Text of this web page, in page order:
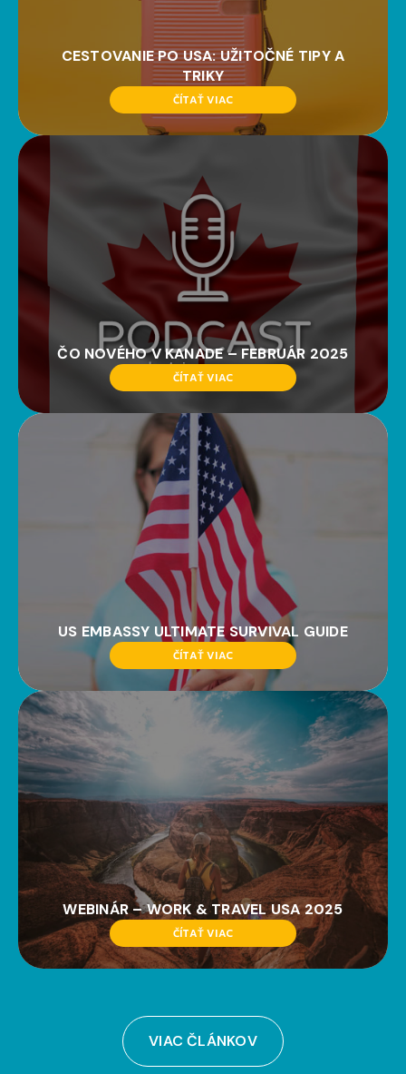
CESTOVANIE PO USA: UŽITOČNÉ TIPY A
TRIKY
ČÍTAŤ VIAC
ČO NOVÉHO V KANADE – FEBRUÁR 2025
ČÍTAŤ VIAC
US EMBASSY ULTIMATE SURVIVAL GUIDE
ČÍTAŤ VIAC
WEBINÁR – WORK & TRAVEL USA 2025
ČÍTAŤ VIAC
VIAC ČLÁNKOV